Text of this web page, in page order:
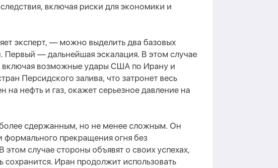
включая риски для экономики и
эксперт, — можно выделить два базовых
Первый — дальнейшая эскалация. В этом случае
включая возможные удары США по Ирану и
Персидского залива, что затронет весь
на нефть и газ, окажет серьезное давление на
сдержанным, но не менее сложным. Он
формального прекращения огня без
этом случае стороны объявят о своих успехах,
Иран продолжит использовать